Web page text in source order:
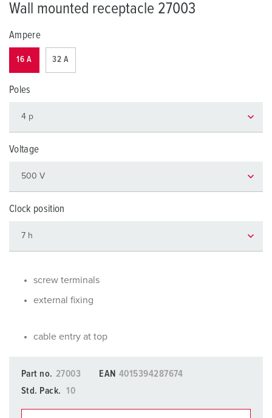
Wall mounted receptacle 27003
Ampere
16 A 32 A
Poles
Voltage
Clock position
screw terminals
external fixing
cable entry at top
Part no. 27003 EAN 4015394287674
Std. Pack.
10